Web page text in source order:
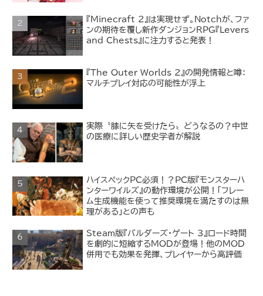
『Minecraft 2』は実現せず。Notchが、ファ
ンの期待を覆し新作ダンジョンRPG『Levers
and Chests』に注力すると発表！
『The Outer Worlds 2』の開発情報と噂：
マルチプレイ対応の可能性が浮上
実際〝膝に矢を受けたら〟どうなるの？中世
の医療に詳しい歴史学者が解説
ハイスペックPC必須！？PC版『モンスターハ
ンターワイルズ』の動作環境が公開！「フレー
ム生成機能を使って推奨環境を満たすのは無
理がある」との声も
Steam版『バルダーズ・ゲート 3』ロード時間
を劇的に短縮するMODが登場！他のMOD
併用でも効果を発揮、プレイヤーから高評価